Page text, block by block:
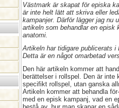
Västmark är skapat för episka
är inte helt lätt att skriva eller
kampanjer. Därför lägger jag nu
artikeln som behandlar en episk
anatomi.
Artikeln har tidigare publicerats i
Detta är en något omarbetad
Den här artikeln kommer att
berättelser i rollspel. Den är inte
specifikt rollspel, utan ganska
Artikeln kommer att behandla
med en episk kampanj, vad en